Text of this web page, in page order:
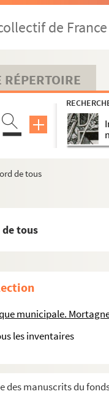
de France
RÉPERTOIRE
de tous
de tous
municipale.
les inventaires
des manuscrits du
à vendre
s'amusent de nous